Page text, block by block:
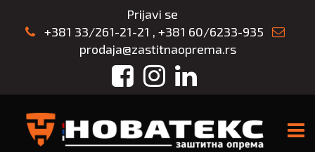
Prijavi se
+381 33/261-21-21 , +381 60/6233-935
prodaja@zastitnaoprema.rs
FacebookInstagram
LinkedIn